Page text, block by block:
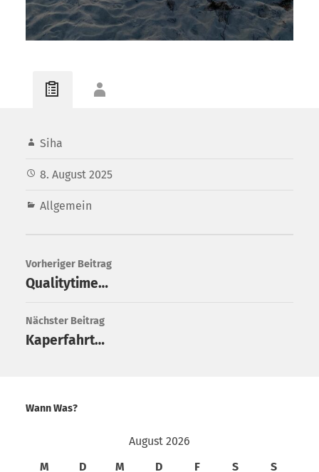
Siha
8. August 2025
Allgemein
Vorheriger Beitrag
Qualitytime…
Nächster Beitrag
Kaperfahrt…
Wann Was?
August 2026
M
D M D F S S